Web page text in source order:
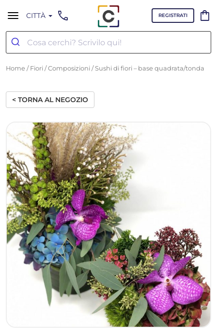
CITTÀ call REGISTRATI shopping_bag
Home / Fiori /Composizioni / Sushi di fiori – base quadrata/tonda
< TORNA AL NEGOZIO